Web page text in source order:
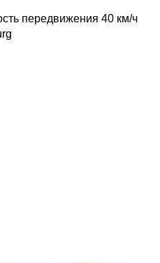
передвижения 40 км/ч